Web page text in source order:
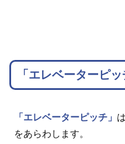
「エレベーターピ
「エレベーターピッチ」
をあらわします。